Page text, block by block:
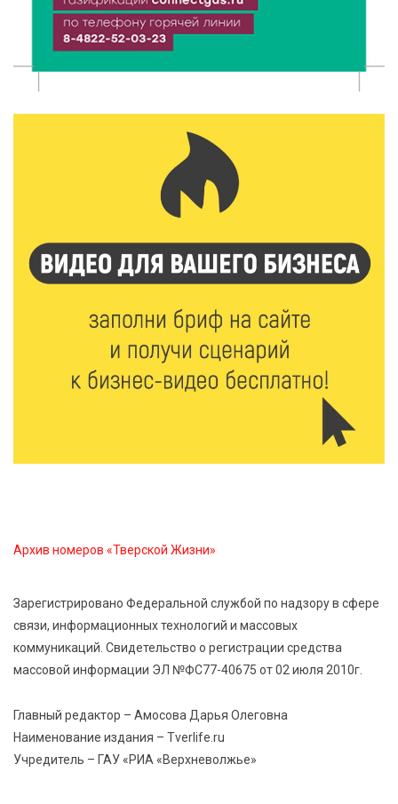
7 Авг 2026 18:10 210
В Нило-Столобенской пустыни началась
реставрация фасада исторической
Крестовоздвиженской церкви
7 Авг 2026 18:01 322
День арбуза отметили ребята в Андреапольском
Доме культуры
Названы первые победители программы «Земский
работник культуры» в Тверской области
Без прав и лицензий: итоги проверки таксистов в
Сладкая программа в Твери: дегустация мёда и
7 Авг 2026 15:41 296
Открыт набор на программу амбассадоров для
студентов российских вузов
7 Авг 2026 15:37 276
Жителям Тверской области напомнили об
опасности домашних заготовок
Архив номеров «Тверской Жизни»
Зарегистрировано Федеральной службой по надзору в сфере
связи, информационных технологий и массовых
коммуникаций. Свидетельство о регистрации средства
массовой информации ЭЛ №ФС77-40675 от 02 июля 2010г.
Главный редактор – Амосова Дарья Олеговна
Наименование издания – Tverlife.ru
Учредитель – ГАУ «РИА «Верхневолжье»